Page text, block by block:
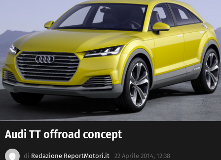
Audi TT offroad concept
di Redazione ReportMotori.it 22 Aprile 2014, 12:38